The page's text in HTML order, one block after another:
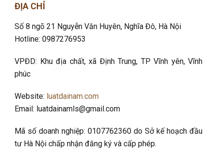
ĐỊA CHỈ
Số 8 ngõ 21 Nguyễn Văn Huyên, Nghĩa Đô, Hà Nội
Hotline: 0987276953
VPĐD: Khu địa chất, xã Định Trung, TP Vĩnh yên, Vĩnh
phúc
Website: luatdainam.com
Email: luatdainamls@gmail.com
Mã số doanh nghiệp: 0107762360 do Sở kế hoạch đầu
tư Hà Nội chấp nhận đăng ký và cấp phép.